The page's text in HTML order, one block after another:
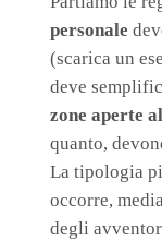
personale
(scarica un
deve
zone aperte
quanto,
La tipologia
occorre,
degli